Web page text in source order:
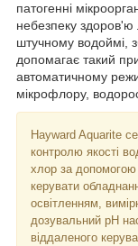
патогенні
небезпеку здоров'ю
штучному водоймі,
допомагає такий
автоматичному
мікрофлору,
Hayward Aquarite
контролю якості
хлор за допомогою
керувати
освітленням,
дозувальний pH
віддаленого